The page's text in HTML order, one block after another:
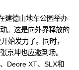
建德山地车公园举办
。这是向外界释放的
始发力了。同时，
京坤也应邀到场。
Deore XT、SLX和